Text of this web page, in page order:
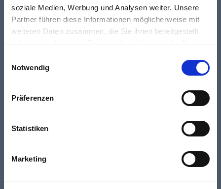
soziale Medien, Werbung und Analysen weiter. Unsere
Partner führen diese Informationen möglicherweise mit
weiteren Daten zusammen, die Sie ihnen bereitgestellt
haben oder die sie im Rahmen Ihrer Nutzung der Dienste
Notwendig
Präferenzen
Statistiken
Marketing
Single
habe ich zur Kenntnis genommen.